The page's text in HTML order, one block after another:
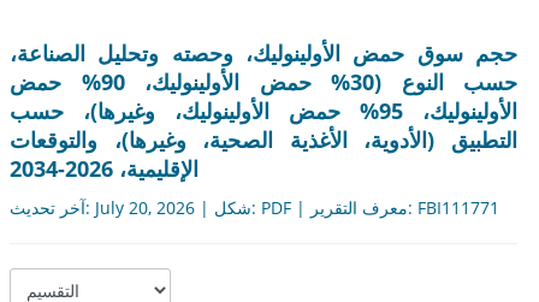
حجم سوق حمض الأولينوليك، وحصته وتحليل الصناعة،
حسب النوع (30% حمض الأولينوليك، 90% حمض
الأولينوليك، 95% حمض الأولينوليك، وغيرها)، حسب
التطبيق (الأدوية، الأغذية الصحية، وغيرها)، والتوقعات
الإقليمية، 2026-2034
آخر تحديث: July 20, 2026 | شكل: PDF | معرف التقرير: FBI111771